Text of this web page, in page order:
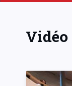
Vidéo